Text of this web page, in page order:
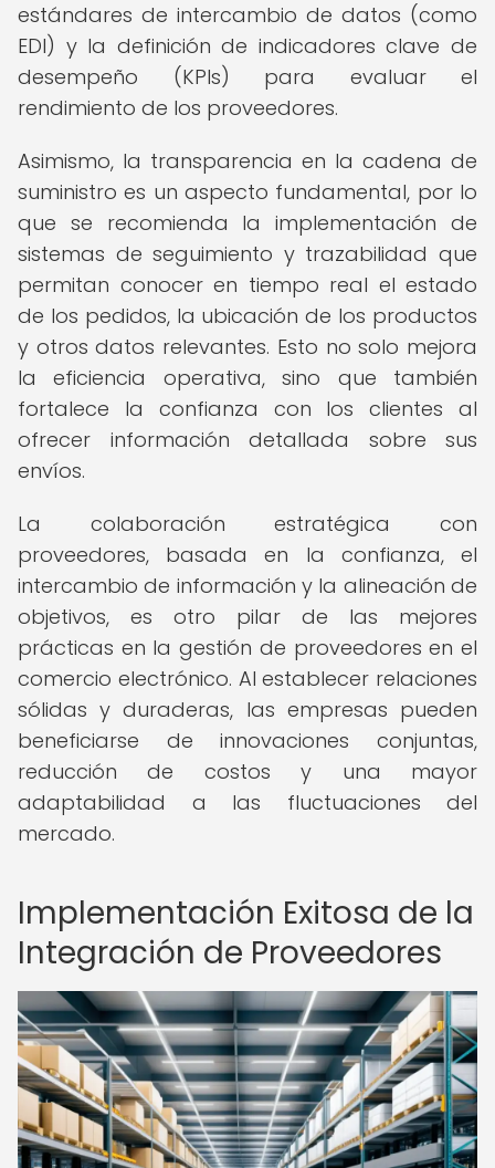
estándares de intercambio de datos (como
EDI) y la definición de indicadores clave de
desempeño (KPIs) para evaluar el
rendimiento de los proveedores.
Asimismo, la transparencia en la cadena de
suministro es un aspecto fundamental, por lo
que se recomienda la implementación de
sistemas de seguimiento y trazabilidad que
permitan conocer en tiempo real el estado
de los pedidos, la ubicación de los productos
y otros datos relevantes. Esto no solo mejora
la eficiencia operativa, sino que también
fortalece la confianza con los clientes al
ofrecer información detallada sobre sus
envíos.
La colaboración estratégica con
proveedores, basada en la confianza, el
intercambio de información y la alineación de
objetivos, es otro pilar de las mejores
prácticas en la gestión de proveedores en el
comercio electrónico. Al establecer relaciones
sólidas y duraderas, las empresas pueden
beneficiarse de innovaciones conjuntas,
reducción de costos y una mayor
adaptabilidad a las fluctuaciones del
mercado.
Implementación Exitosa de la
Integración de Proveedores